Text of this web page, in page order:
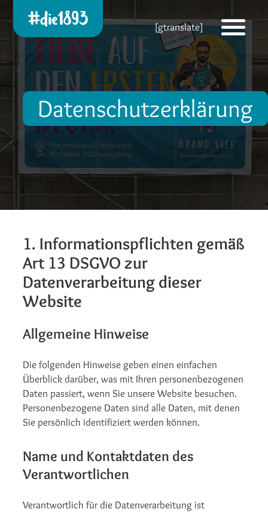
[gtranslate]
Datenschutzerklärung
1. Informationspflichten gemäß
Art 13 DSGVO zur
Datenverarbeitung dieser
Website
Allgemeine Hinweise
Die folgenden Hinweise geben einen einfachen
Überblick darüber, was mit Ihren personenbezogenen
Daten passiert, wenn Sie unsere Website besuchen.
Personenbezogene Daten sind alle Daten, mit denen
Sie persönlich identifiziert werden können.
Name und Kontaktdaten des
Verantwortlichen
Verantwortlich für die Datenverarbeitung ist
Die 1893 heute!
Zur neuen Startseite